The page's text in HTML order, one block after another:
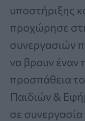
υποστήριξης
προχώρησε
συνεργασιών
να βρουν έναν
προσπάθεια
Παιδιών &
σε